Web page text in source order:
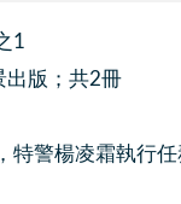
1
出版；共2冊
特警楊凌霜執行